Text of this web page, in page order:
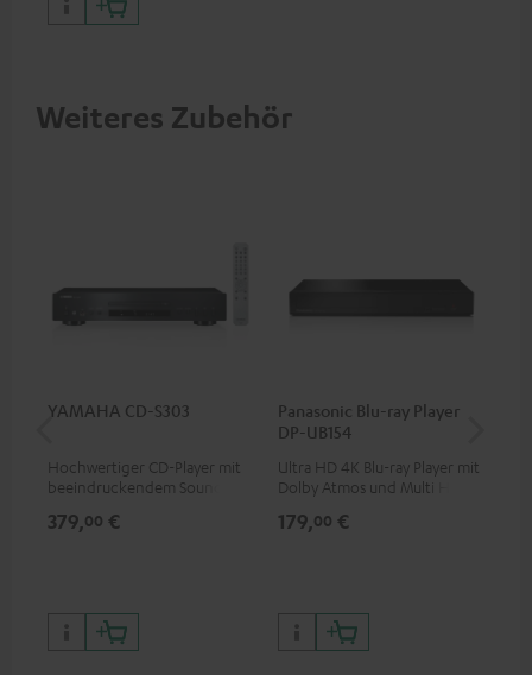
Weiteres Zubehör
YAMAHA CD-S303
Hochwertiger CD-Player mit
beeindruckendem Sound und
379,00 €
Panasonic Blu-ray Player
DP-UB154
Ultra HD 4K Blu-ray Player mit
Dolby Atmos und Multi HDR-
HDR10+ für eine überragende
179,00 €